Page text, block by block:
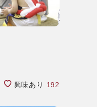
興味あり 192